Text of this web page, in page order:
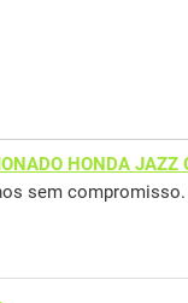
HONDA JAZZ
sem compromisso.